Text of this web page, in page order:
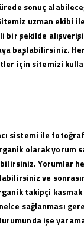
sonuç
uzman ekibi
bir şekilde
başlabilirsiniz.
için sitemizi
sistemi ile fotoğraf
olarak yorum
Yorumlar
ve
takipçi
sağlanması
işe